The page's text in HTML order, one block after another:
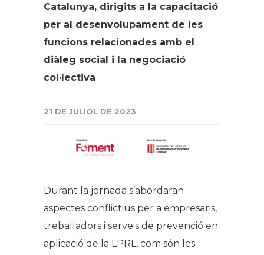
Catalunya, dirigits a la capacitació
per al desenvolupament de les
funcions relacionades amb el
diàleg social i la negociació
col·lectiva
21 DE JULIOL DE 2023
Durant la jornada s’abordaran
aspectes conflictius per a empresaris,
treballadors i serveis de prevenció en
aplicació de la LPRL, com són les